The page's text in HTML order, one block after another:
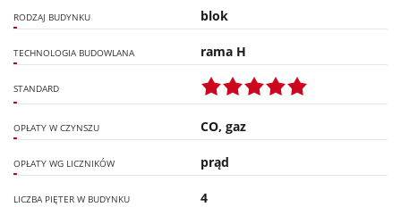
RODZAJ BUDYNKU blok
TECHNOLOGIA BUDOWLANA rama H
STANDARD
OPŁATY W CZYNSZU CO, gaz
OPŁATY WG LICZNIKÓW prąd
LICZBA PIĘTER W BUDYNKU 4